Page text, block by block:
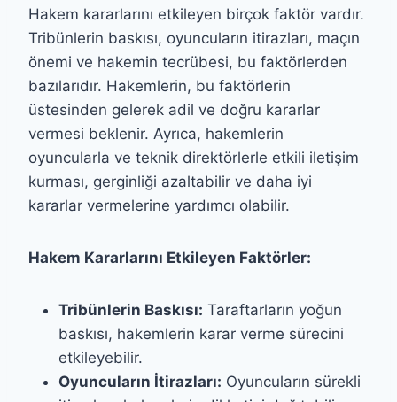
Hakem kararlarını etkileyen birçok faktör vardır.
Tribünlerin baskısı, oyuncuların itirazları, maçın
önemi ve hakemin tecrübesi, bu faktörlerden
bazılarıdır. Hakemlerin, bu faktörlerin
üstesinden gelerek adil ve doğru kararlar
vermesi beklenir. Ayrıca, hakemlerin
oyuncularla ve teknik direktörlerle etkili iletişim
kurması, gerginliği azaltabilir ve daha iyi
kararlar vermelerine yardımcı olabilir.
Hakem Kararlarını Etkileyen Faktörler:
Tribünlerin Baskısı: Taraftarların yoğun
baskısı, hakemlerin karar verme sürecini
etkileyebilir.
Oyuncuların İtirazları: Oyuncuların sürekli